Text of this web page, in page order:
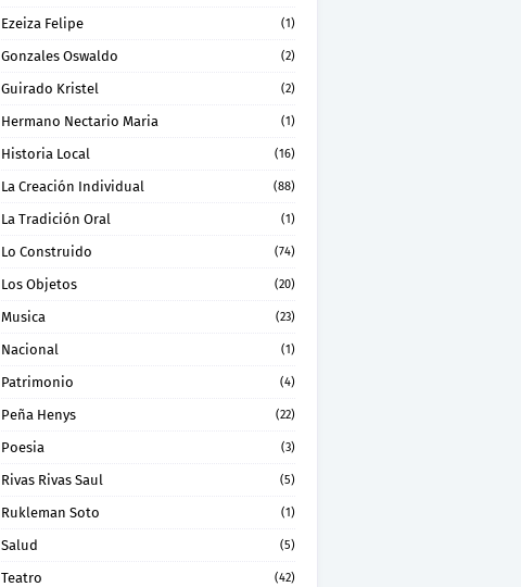
Ezeiza Felipe (1)
Gonzales Oswaldo (2)
Guirado Kristel (2)
Hermano Nectario Maria (1)
Historia Local (16)
La Creación Individual (88)
La Tradición Oral (1)
Lo Construido (74)
Los Objetos (20)
Musica (23)
Nacional (1)
Patrimonio (4)
Peña Henys (22)
Poesia (3)
Rivas Rivas Saul (5)
Rukleman Soto (1)
Salud (5)
Teatro (42)